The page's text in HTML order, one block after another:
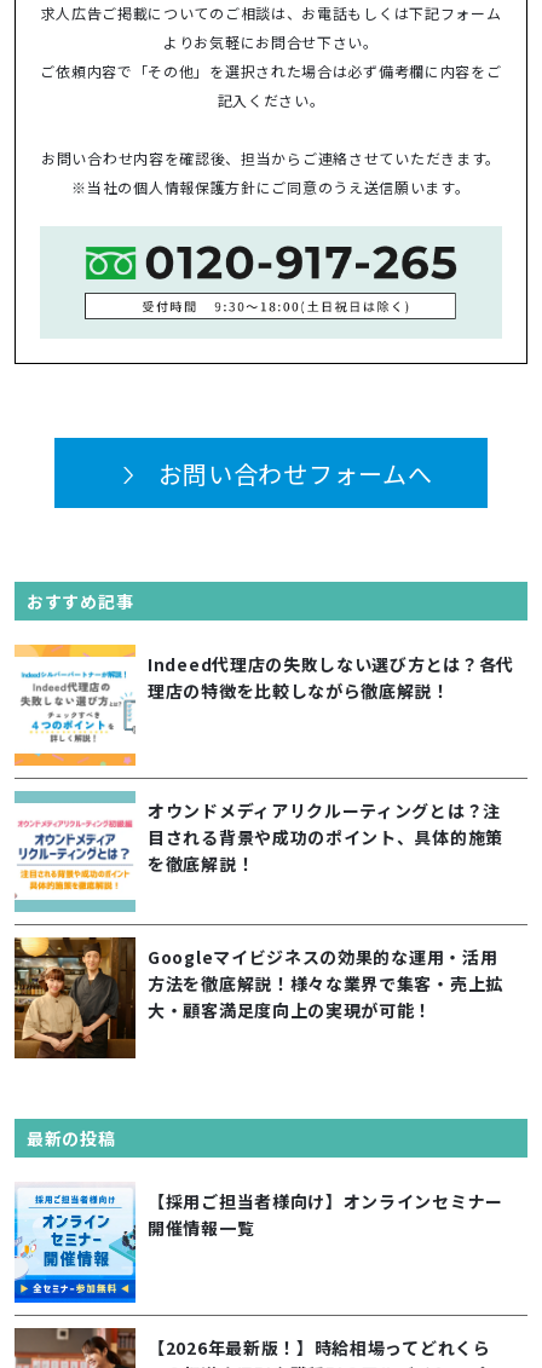
求人広告ご掲載についてのご相談は、お電話もしくは下記フォーム
よりお気軽にお問合せ下さい。
ご依頼内容で「その他」を選択された場合は必ず備考欄に内容をご
記入ください。
お問い合わせ内容を確認後、担当からご連絡させていただきます。
※当社の個人情報保護方針にご同意のうえ送信願います。
お問い合わせフォームへ
おすすめ記事
Indeed代理店の失敗しない選び方とは？各代
理店の特徴を比較しながら徹底解説！
オウンドメディアリクルーティングとは？注
目される背景や成功のポイント、具体的施策
を徹底解説！
Googleマイビジネスの効果的な運用・活用
方法を徹底解説！様々な業界で集客・売上拡
大・顧客満足度向上の実現が可能！
最新の投稿
【採用ご担当者様向け】オンラインセミナー
開催情報一覧
【2026年最新版！】時給相場ってどれくら